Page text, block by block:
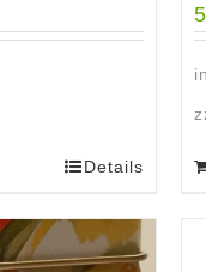
Details